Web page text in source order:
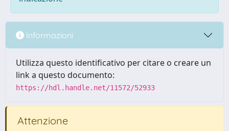
Informazioni
Utilizza questo identificativo per citare o creare un
link a questo documento:
https://hdl.handle.net/11572/52933
Attenzione